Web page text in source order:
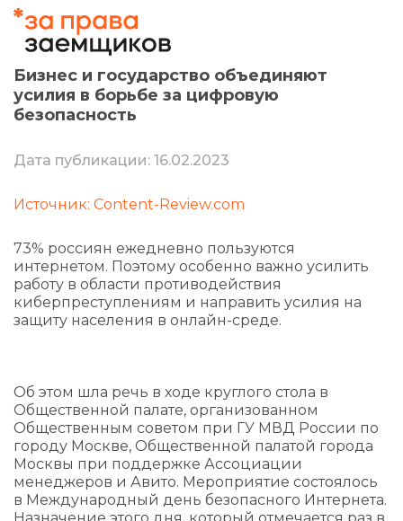
Бизнес и государство объединяют
усилия в борьбе за цифровую
безопасность
Дата публикации: 16.02.2023
Источник: Content-Review.com
73% россиян ежедневно пользуются
интернетом. Поэтому особенно важно усилить
работу в области противодействия
киберпреступлениям и направить усилия на
защиту населения в онлайн-среде.
Об этом шла речь в ходе круглого стола в
Общественной палате, организованном
Общественным советом при ГУ МВД России по
городу Москве, Общественной палатой города
Москвы при поддержке Ассоциации
менеджеров и Авито. Мероприятие состоялось
в Международный день безопасного Интернета.